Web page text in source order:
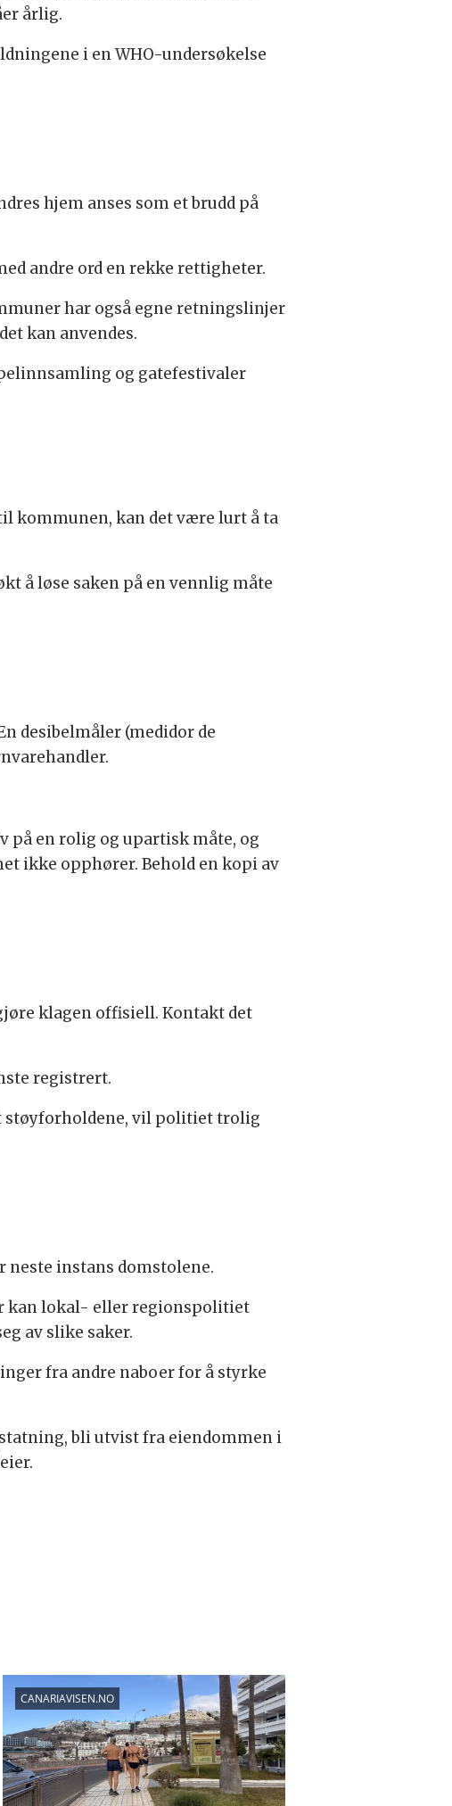
årlig.
i en WHO-undersøkelse
hjem anses som et brudd på
andre ord en rekke rettigheter.
har også egne retningslinjer
kan anvendes.
og gatefestivaler
kommunen, kan det være lurt å ta
å løse saken på en vennlig måte
desibelmåler (medidor de
på en rolig og upartisk måte, og
ikke opphører. Behold en kopi av
klagen offisiell. Kontakt det
registrert.
støyforholdene, vil politiet trolig
neste instans domstolene.
kan lokal- eller regionspolitiet
av slike saker.
fra andre naboer for å styrke
bli utvist fra eiendommen i